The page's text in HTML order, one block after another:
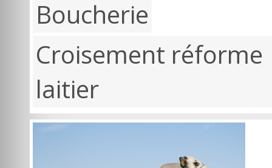
Boucherie
Croisement réforme
laitier